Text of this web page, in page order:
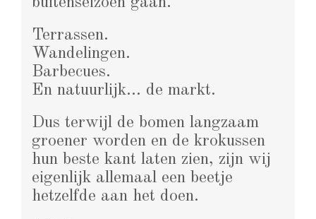
Terrassen.
Wandelingen.
Barbecues.
En natuurlijk… de markt.
Dus terwijl de bomen langzaam
groener worden en de krokussen
hun beste kant laten zien, zijn wij
eigenlijk allemaal een beetje
hetzelfde aan het doen.